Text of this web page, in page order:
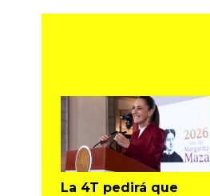
La 4T pedirá que